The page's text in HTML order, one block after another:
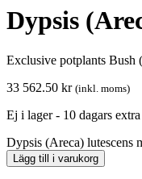
Dypsis
Exclusive potplants Bush
33 562.50 kr (inkl. moms)
Ej i lager - 10 dagars
Dypsis (Areca) lutescens
Lägg till i varukorg